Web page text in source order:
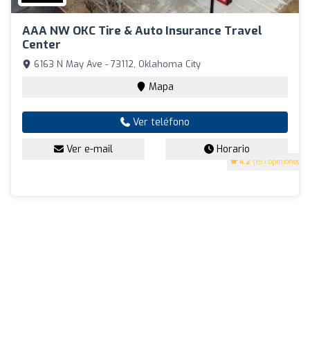
AAA NW OKC Tire & Auto Insurance Travel
Center
4.2 (157 opiniones)
6163 N May Ave - 73112, Oklahoma City
Mapa
Ver teléfono
Ver e-mail Horario